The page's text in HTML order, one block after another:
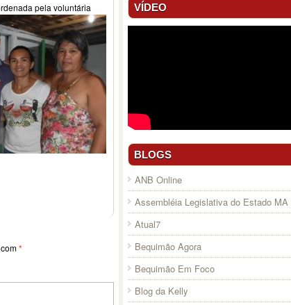
pela voluntária
*
VÍDEO
BLOGS
ANB Online
Assembléia Legislativa do Estado MA
Atual7
Bequimão Agora
Bequimão Em Foco
Blog da Kelly